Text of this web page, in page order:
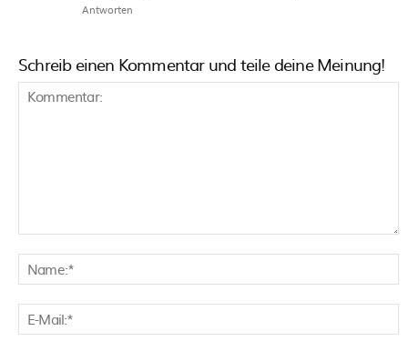
Antworten
Schreib einen Kommentar und teile deine Meinung!